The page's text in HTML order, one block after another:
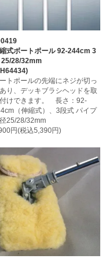
式ボートポール 92-244cm 3
25/28/32mm
トポールの先端にネジが切っ
り、デッキブラシヘッドを取
けできます。 長さ：92-
（伸縮式）、3段式 パイプ
25/28/32mm
円(税込5,390円)